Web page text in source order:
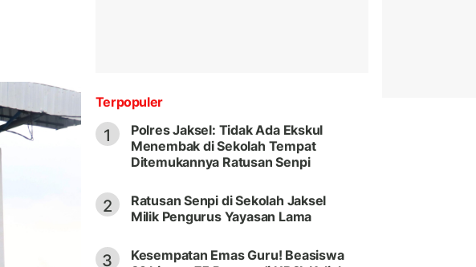
Terpopuler
1
Polres Jaksel: Tidak Ada Ekskul
Menembak di Sekolah Tempat
Ditemukannya Ratusan Senpi
2
Ratusan Senpi di Sekolah Jaksel
Milik Pengurus Yayasan Lama
3
Kesempatan Emas Guru! Beasiswa